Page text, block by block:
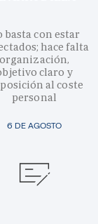
6 DE AGOSTO
basta con estar
hace falta
organización,
claro y
al coste
personal